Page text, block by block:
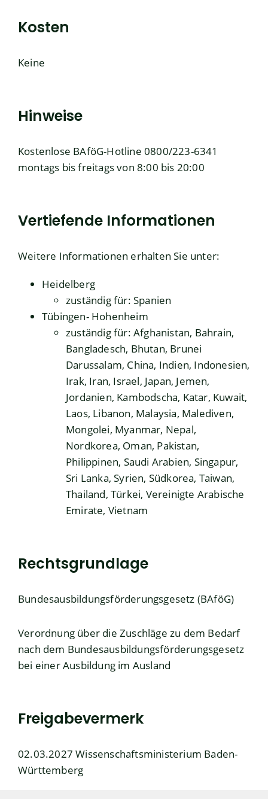
Kosten
Keine
Hinweise
Kostenlose BAföG-Hotline 0800/223-6341
montags bis freitags von 8:00 bis 20:00
Vertiefende Informationen
Weitere Informationen erhalten Sie unter:
Heidelberg
zuständig für: Spanien
Tübingen- Hohenheim
zuständig für: Afghanistan, Bahrain,
Bangladesch, Bhutan, Brunei
Darussalam, China, Indien, Indonesien,
Irak, Iran, Israel, Japan, Jemen,
Jordanien, Kambodscha, Katar, Kuwait,
Laos, Libanon, Malaysia, Malediven,
Mongolei, Myanmar, Nepal,
Nordkorea, Oman, Pakistan,
Philippinen, Saudi Arabien, Singapur,
Sri Lanka, Syrien, Südkorea, Taiwan,
Thailand, Türkei, Vereinigte Arabische
Emirate, Vietnam
Rechtsgrundlage
Bundesausbildungsförderungsgesetz (BAföG)
Verordnung über die Zuschläge zu dem Bedarf
nach dem Bundesausbildungsförderungsgesetz
bei einer Ausbildung im Ausland
Freigabevermerk
02.03.2027 Wissenschaftsministerium Baden-
Württemberg